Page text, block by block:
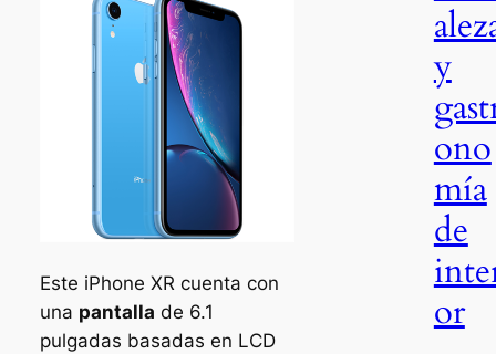
Este iPhone XR cuenta con
una pantalla de 6.1
pulgadas basadas en LCD
y
ono
mía
de
or